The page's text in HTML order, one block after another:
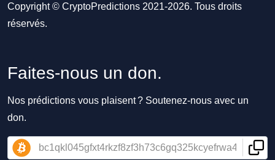
Copyright © CryptoPredictions 2021-2026. Tous droits
réservés.
Faites-nous un don.
Nos prédictions vous plaisent ? Soutenez-nous avec un
don.